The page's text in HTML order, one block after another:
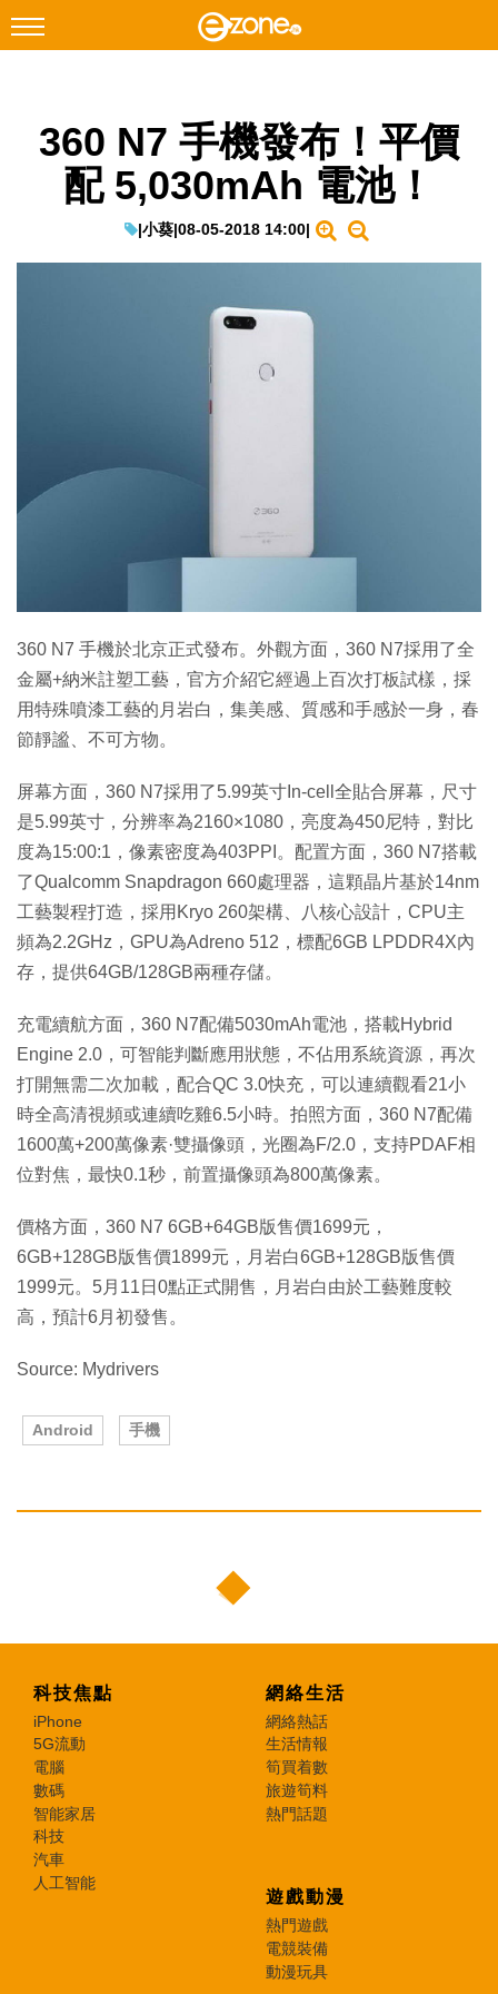
Facebook Instagram
科技焦點
遊戲動漫
Enterprise Digital Transformation
360 N7 手機發布！平價
配 5,030mAh 電池！
|小葵|08-05-2018 14:00|
360 N7 手機於北京正式發布。外觀方面，360 N7採用了全
金屬+納米註塑工藝，官方介紹它經過上百次打板試樣，採
用特殊噴漆工藝的月岩白，集美感、質感和手感於一身，春
節靜謐、不可方物。
屏幕方面，360 N7採用了5.99英寸In-cell全貼合屏幕，尺寸
是5.99英寸，分辨率為2160×1080，亮度為450尼特，對比
度為15:00:1，像素密度為403PPI。配置方面，360 N7搭載
了Qualcomm Snapdragon 660處理器，這顆晶片基於14nm
工藝製程打造，採用Kryo 260架構、八核心設計，CPU主
頻為2.2GHz，GPU為Adreno 512，標配6GB LPDDR4X內
存，提供64GB/128GB兩種存儲。
充電續航方面，360 N7配備5030mAh電池，搭載Hybrid
Engine 2.0，可智能判斷應用狀態，不佔用系統資源，再次
打開無需二次加載，配合QC 3.0快充，可以連續觀看21小
時全高清視頻或連續吃雞6.5小時。拍照方面，360 N7配備
1600萬+200萬像素·雙攝像頭，光圈為F/2.0，支持PDAF相
位對焦，最快0.1秒，前置攝像頭為800萬像素。
價格方面，360 N7 6GB+64GB版售價1699元，
6GB+128GB版售價1899元，月岩白6GB+128GB版售價
1999元。5月11日0點正式開售，月岩白由於工藝難度較
高，預計6月初發售。
Source: Mydrivers
Android 手機
科技焦點
iPhone
5G流動
電腦
數碼
智能家居
科技
汽車
人工智能
網絡生活
網絡熱話
生活情報
筍買着數
旅遊筍料
熱門話題
遊戲動漫
熱門遊戲
電競裝備
動漫玩具